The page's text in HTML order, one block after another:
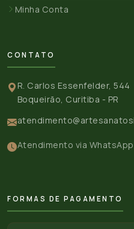
Minha Conta
CONTATO
R. Carlos Essenfelder, 544
Boqueirão, Curitiba - PR
Atendimento via WhatsApp
FORMAS DE PAGAMENTO